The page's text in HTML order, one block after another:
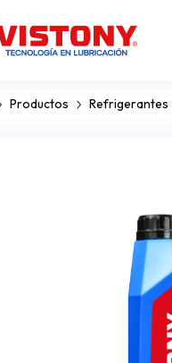
Productos Refrigerantes